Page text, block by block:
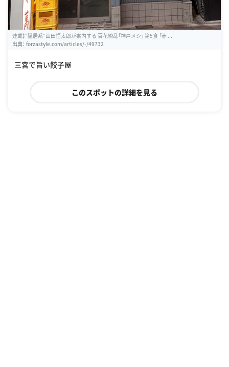
連載】“隠居系”山田恒太郎が案内する 百花繚乱「神戸メシ」 第5食 「赤 ...
出典： forzastyle.com/articles/-/49732
三宮で旨い餃子屋
このスポットの詳細を見る